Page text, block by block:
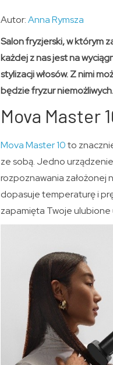
Autor:Anna Rymsza
Salon fryzjerski, w którym
każdej z nas jest na
stylizacji włosów. Z nimi
będzie fryzur niemożliwych.
Mova Master
Mova Master 10to
ze sobą. Jedno
rozpoznawania założonej
dopasuje temperaturę i
zapamięta Twoje